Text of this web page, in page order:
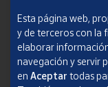
Política de cookies
Aviso legal
Condiciones del
Esta página web,
y de terceros con la
elaborar
navegación y servir
en Aceptar todas